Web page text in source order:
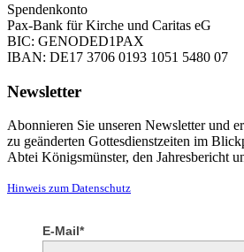
Spendenkonto
Pax-Bank für Kirche und Caritas eG
BIC: GENODED1PAX
IBAN: DE17 3706 0193 1051 5480 07
Newsletter
Abonnieren Sie unseren Newsletter und
zu geänderten Gottesdienstzeiten im
Abtei Königsmünster, den Jahresbericht
Hinweis zum Datenschutz
E-Mail*